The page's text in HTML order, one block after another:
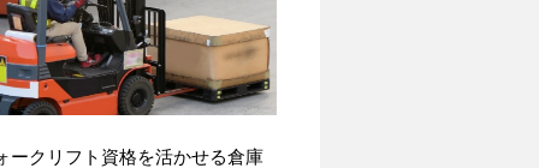
ークリフト資格を活かせる倉庫